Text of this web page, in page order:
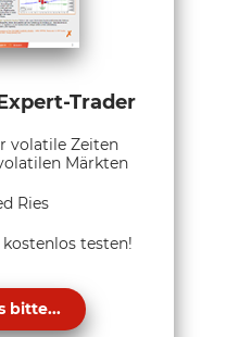
Trader
volatile Zeiten
Märkten
Ries
testen!
bitte...